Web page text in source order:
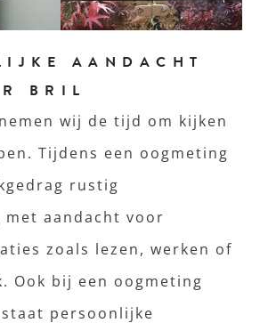
AANDACHT
BRIL
wij de tijd om kijken
Tijdens een oogmeting
rustig
met aandacht voor
zoals lezen, werken of
Ook bij een oogmeting
persoonlijke